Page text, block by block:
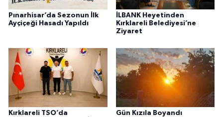
Pınarhisar’da Sezonun İlk
Ayçiçeği Hasadı Yapıldı
İLBANK Heyetinden
Kırklareli Belediyesi’ne
Ziyaret
Kırklareli TSO’da
Gün Kızıla Boyandı